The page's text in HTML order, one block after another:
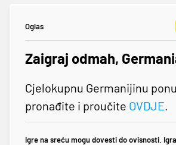
Oglas
Zaigraj odmah,
Cjelokupnu Germanijinu
pronađite i proučite OVDJE.
Igre na sreću mogu dovesti do ovisnosti.